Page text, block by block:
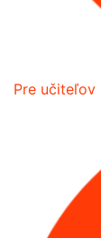
Pre učiteľov